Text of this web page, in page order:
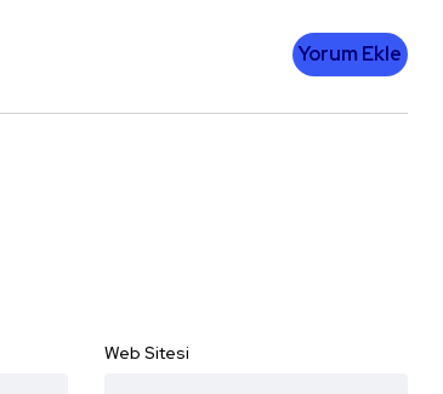
Yorum Ekle
Web Sitesi